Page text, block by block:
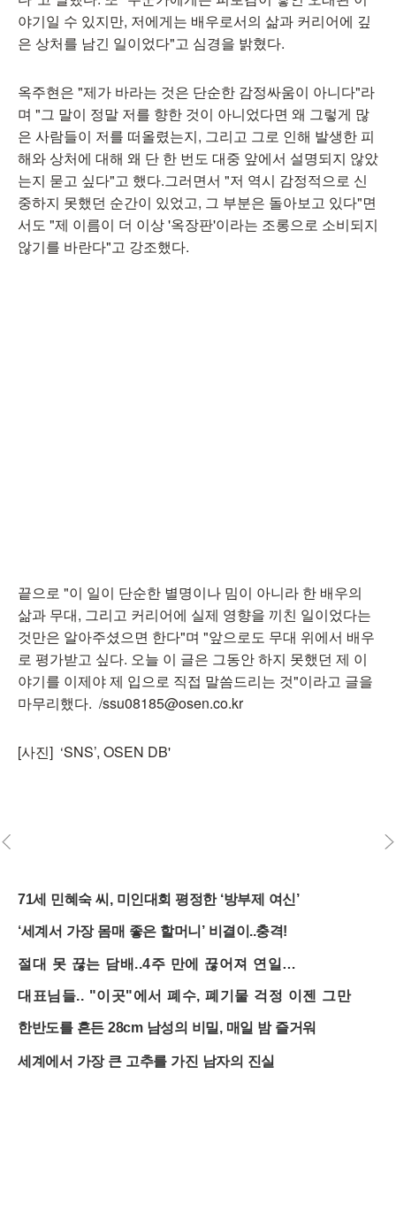
야기일 수 있지만, 저에게는 배우로서의 삶과 커리어에 깊
은 상처를 남긴 일이었다"고 심경을 밝혔다.
옥주현은 "제가 바라는 것은 단순한 감정싸움이 아니다"라
며 "그 말이 정말 저를 향한 것이 아니었다면 왜 그렇게 많
은 사람들이 저를 떠올렸는지, 그리고 그로 인해 발생한 피
해와 상처에 대해 왜 단 한 번도 대중 앞에서 설명되지 않았
는지 묻고 싶다"고 했다.그러면서 "저 역시 감정적으로 신
중하지 못했던 순간이 있었고, 그 부분은 돌아보고 있다"면
서도 "제 이름이 더 이상 '옥장판'이라는 조롱으로 소비되지
않기를 바란다"고 강조했다.
끝으로 "이 일이 단순한 별명이나 밈이 아니라 한 배우의
삶과 무대, 그리고 커리어에 실제 영향을 끼친 일이었다는
것만은 알아주셨으면 한다"며 "앞으로도 무대 위에서 배우
로 평가받고 싶다. 오늘 이 글은 그동안 하지 못했던 제 이
야기를 이제야 제 입으로 직접 말씀드리는 것"이라고 글을
마무리했다. /ssu08185@osen.co.kr
[사진] ‘SNS’, OSEN DB'